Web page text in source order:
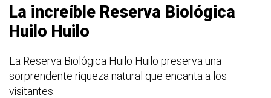
La increíble Reserva Biológica
Huilo Huilo
La Reserva Biológica Huilo Huilo preserva una
sorprendente riqueza natural que encanta a los
visitantes.